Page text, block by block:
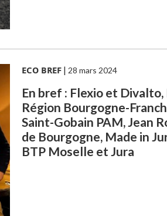
ECO BREF| 28 mars 2024
En bref : Flexio et
Région Bourgogne-
Saint-Gobain PAM, Jean
de Bourgogne, Made in
BTP Moselle et Jura